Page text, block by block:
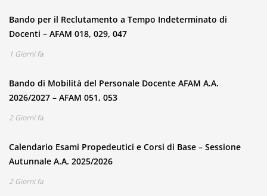
Bando per il Reclutamento a Tempo Indeterminato di
Docenti – AFAM 018, 029, 047
1 Giorni fa
Bando di Mobilità del Personale Docente AFAM A.A.
2026/2027 – AFAM 051, 053
2 Giorni fa
Calendario Esami Propedeutici e Corsi di Base – Sessione
Autunnale A.A. 2025/2026
2 Giorni fa